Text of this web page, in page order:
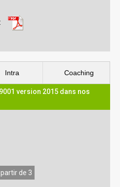
:
Intra Coaching
version 2015 dans nos
de 3